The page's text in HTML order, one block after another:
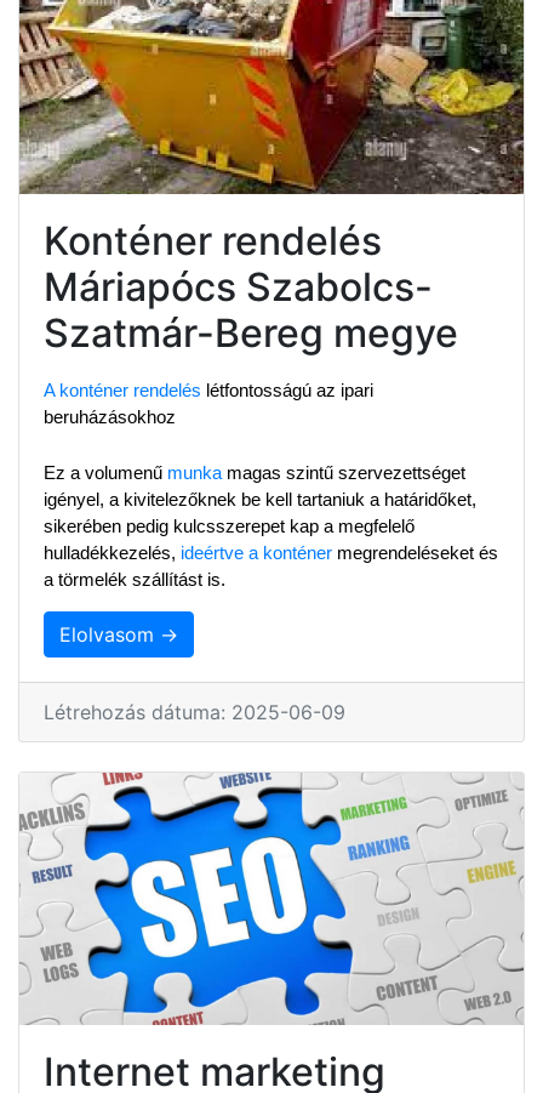
Konténer rendelés
Máriapócs Szabolcs-
Szatmár-Bereg megye
A konténer rendelés létfontosságú az ipari
beruházásokhoz
Ez a volumenű munka magas szintű szervezettséget
igényel, a kivitelezőknek be kell tartaniuk a határidőket,
sikerében pedig kulcsszerepet kap a megfelelő
hulladékkezelés, ideértve a konténer megrendeléseket és
a törmelék szállítást is.
Elolvasom →
Létrehozás dátuma: 2025-06-09
Internet marketing